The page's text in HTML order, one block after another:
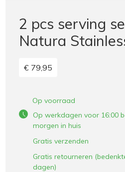
2 pcs serving
Natura
€ 79,95
Op voorraad
Op werkdagen voor 16:00
morgen in huis
Gratis verzenden
Gratis retourneren
dagen)